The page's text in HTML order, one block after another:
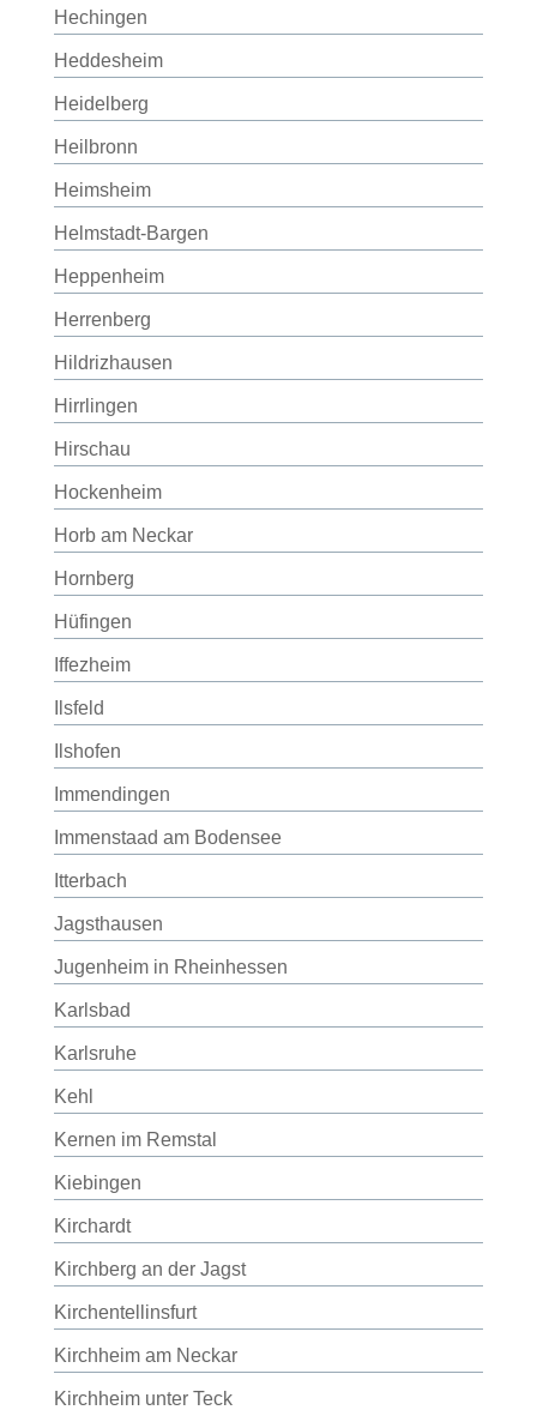
Hechingen
Heddesheim
Heidelberg
Heilbronn
Heimsheim
Helmstadt-Bargen
Heppenheim
Herrenberg
Hildrizhausen
Hirrlingen
Hirschau
Hockenheim
Horb am Neckar
Hornberg
Hüfingen
Iffezheim
Ilsfeld
Ilshofen
Immendingen
Immenstaad am Bodensee
Itterbach
Jagsthausen
Jugenheim in Rheinhessen
Karlsbad
Karlsruhe
Kehl
Kernen im Remstal
Kiebingen
Kirchardt
Kirchberg an der Jagst
Kirchentellinsfurt
Kirchheim am Neckar
Kirchheim unter Teck